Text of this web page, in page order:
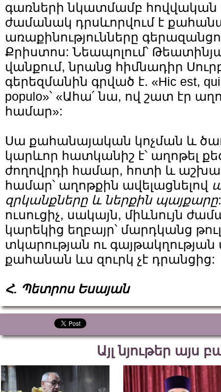
գառների նկատմամբ հովվական
ժամանակ դրսևորվում է
առաքինությունները
Քրիստոս: Նեապոլում՝
վանքում, նրանց հիմնադիր
գերեզմանին գրված է. «Hic est, qui
populo»՝ «Ահա՛ նա, ով շատ էր
համար»:
Սա քահանայական կոչման և
կարևոր հատկանիշ է՝ աղոթել
ժողովրդի համար, հոտի և
համար՝ աղոթքին ավելացնելով
զրկանքները և ներքին պայքարը
ուսուցիչ, սակայն, միևնույն
կարեկից եղբայր՝ մարդկանց
տկարության ու գայթակղության
քահանան ևս զուրկ չէ դրանցից:
Հ. Պետրոս Եսայան
Այլ նյութեր այս